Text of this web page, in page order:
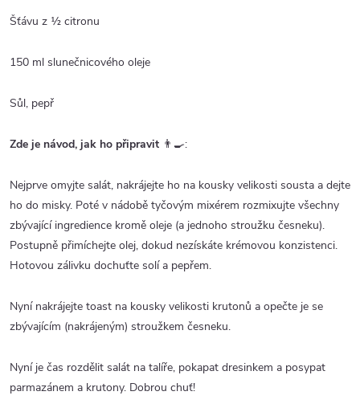
Šťávu z ½ citronu
150 ml slunečnicového oleje
Sůl, pepř
Zde je návod, jak ho připravit 👨‍🍳:
Nejprve omyjte salát, nakrájejte ho na kousky velikosti sousta a dejte
ho do misky. Poté v nádobě tyčovým mixérem rozmixujte všechny
zbývající ingredience kromě oleje (a jednoho stroužku česneku).
Postupně přimíchejte olej, dokud nezískáte krémovou konzistenci.
Hotovou zálivku dochuťte solí a pepřem.
Nyní nakrájejte toast na kousky velikosti krutonů a opečte je se
zbývajícím (nakrájeným) stroužkem česneku.
Nyní je čas rozdělit salát na talíře, pokapat dresinkem a posypat
parmazánem a krutony. Dobrou chuť!